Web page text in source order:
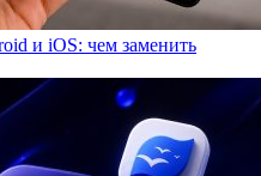
и iOS: чем заменить